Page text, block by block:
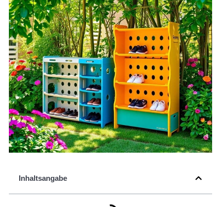
Inhaltsangabe